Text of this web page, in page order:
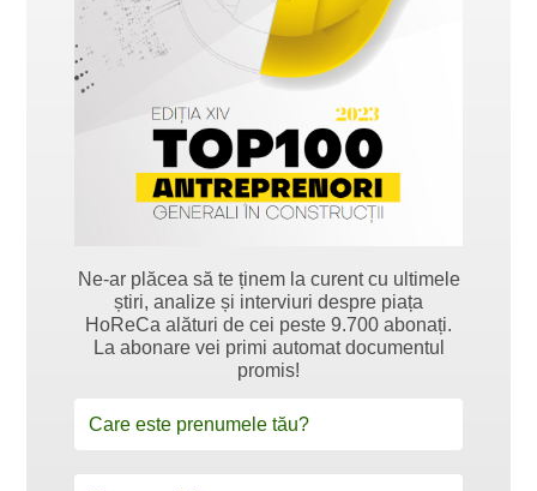
Ne-ar plăcea să te ținem la curent cu ultimele
știri, analize și interviuri despre piața
HoReCa alături de cei peste 9.700 abonați.
La abonare vei primi automat documentul
promis!